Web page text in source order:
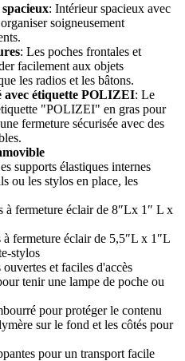
: Intérieur spacieux avec
soigneusement
: Les poches frontales et
facilement aux objets
les radios et les bâtons.
avec étiquette POLIZEI: Le
"POLIZEI" en gras pour
fermeture sécurisée avec des
supports élastiques internes
ou les stylos en place, les
à fermeture éclair de 8″Lx 1″ L x
fermeture éclair de 5,5″L x 1″L
stylos
et faciles d'accès
tenir une lampe de poche ou
pour protéger le contenu
sur le fond et les côtés pour
pour un transport facile